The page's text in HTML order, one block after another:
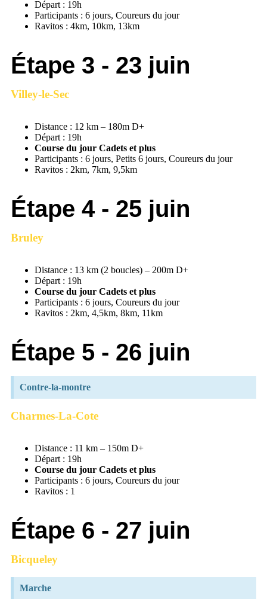
Départ : 19h
Participants : 6 jours, Coureurs du jour
Ravitos : 4km, 10km, 13km
Étape 3 - 23 juin
Villey-le-Sec
Distance : 12 km – 180m D+
Départ : 19h
Course du jour Cadets et plus
Participants : 6 jours, Petits 6 jours, Coureurs du jour
Ravitos : 2km, 7km, 9,5km
Étape 4 - 25 juin
Bruley
Distance : 13 km (2 boucles) – 200m D+
Départ : 19h
Course du jour Cadets et plus
Participants : 6 jours, Coureurs du jour
Ravitos : 2km, 4,5km, 8km, 11km
Étape 5 - 26 juin
Contre-la-montre
Charmes-La-Cote
Distance : 11 km – 150m D+
Départ : 19h
Course du jour Cadets et plus
Participants : 6 jours, Coureurs du jour
Ravitos : 1
Étape 6 - 27 juin
Bicqueley
Marche